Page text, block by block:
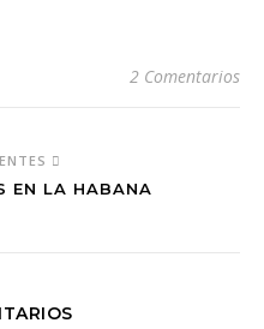
2 Comentarios
EN LA HABANA